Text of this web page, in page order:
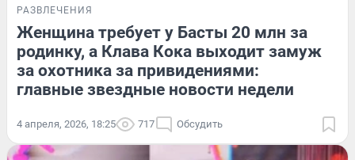
РАЗВЛЕЧЕНИЯ
Женщина требует у Басты 20 млн за
родинку, а Клава Кока выходит замуж
за охотника за привидениями:
главные звездные новости недели
4 апреля, 2026, 18:25 717 Обсудить